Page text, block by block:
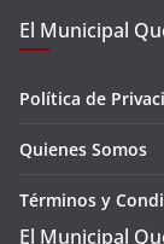
El Municipal
Política de
Quienes Somos
Términos y
El Municipal